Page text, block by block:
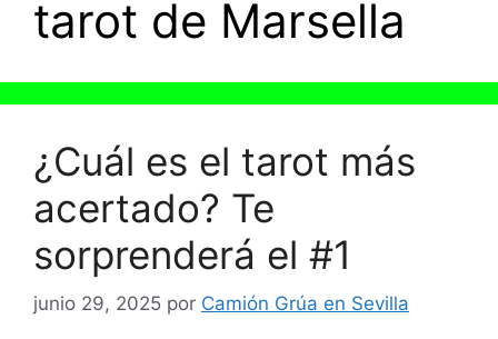
tarot de Marsella
¿Cuál es el tarot más
acertado? Te
sorprenderá el #1
junio 29, 2025 por Camión Grúa en Sevilla